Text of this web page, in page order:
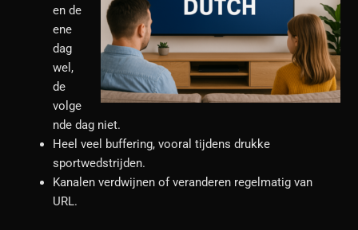
en de
ene
dag
wel,
de
volge
nde dag niet.
Heel veel buffering, vooral tijdens drukke
sportwedstrijden.
Kanalen verdwijnen of veranderen regelmatig van
URL.